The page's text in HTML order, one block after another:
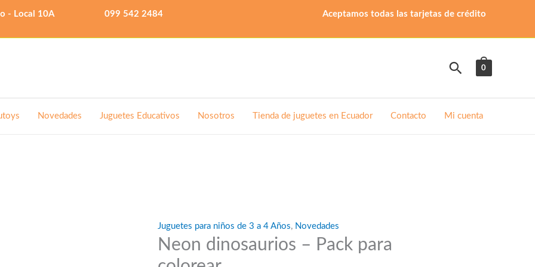
- Local 10A 099 542 2484 Aceptamos todas las tarjetas de crédito
Buscar
0
Novedades Juguetes Educativos Nosotros Tienda de juguetes en Ecuador Contacto Mi cuenta
Juguetes para niños de 3 a 4 Años, Novedades
Neon dinosaurios – Pack para